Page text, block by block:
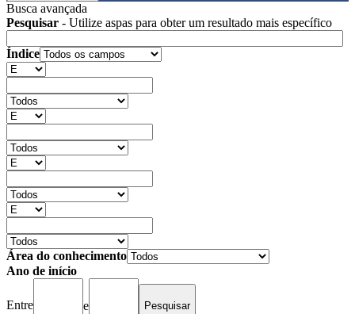
Busca avançada
Pesquisar - Utilize aspas para obter um resultado mais específico
Índice
Área do conhecimento
Ano de início
Entre e